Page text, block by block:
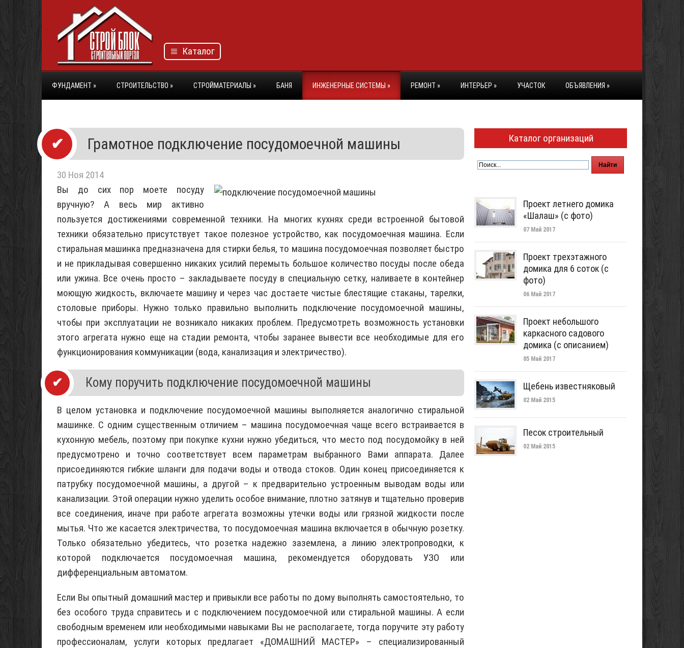
Каталог
ФУНДАМЕНТ » СТРОИТЕЛЬСТВО » СТРОЙМАТЕРИАЛЫ » БАНЯ ИНЖЕНЕРНЫЕ СИСТЕМЫ » РЕМОНТ » ИНТЕРЬЕР » УЧАСТОК ОБЪЯВЛЕНИЯ »
Грамотное подключение посудомоечной машины
30 Ноя 2014
Вы до сих пор моете посуду
вручную? А весь мир активно
пользуется достижениями современной техники. На многих кухнях среди встроенной бытовой
техники обязательно присутствует такое полезное устройство, как посудомоечная машина. Если
стиральная машинка предназначена для стирки белья, то машина посудомоечная позволяет быстро
и не прикладывая совершенно никаких усилий перемыть большое количество посуды после обеда
или ужина. Все очень просто – закладываете посуду в специальную сетку, наливаете в контейнер
моющую жидкость, включаете машину и через час достаете чистые блестящие стаканы, тарелки,
столовые приборы. Нужно только правильно выполнить подключение посудомоечной машины,
чтобы при эксплуатации не возникало никаких проблем. Предусмотреть возможность установки
этого агрегата нужно еще на стадии ремонта, чтобы заранее вывести все необходимые для его
функционирования коммуникации (вода, канализация и электричество).
Кому поручить подключение посудомоечной машины
В целом установка и подключение посудомоечной машины выполняется аналогично стиральной
машинке. С одним существенным отличием – машина посудомоечная чаще всего встраивается в
кухонную мебель, поэтому при покупке кухни нужно убедиться, что место под посудомойку в ней
предусмотрено и точно соответствует всем параметрам выбранного Вами аппарата. Далее
присоединяются гибкие шланги для подачи воды и отвода стоков. Один конец присоединяется к
патрубку посудомоечной машины, а другой – к предварительно устроенным выводам воды или
канализации. Этой операции нужно уделить особое внимание, плотно затянув и тщательно проверив
все соединения, иначе при работе агрегата возможны утечки воды или грязной жидкости после
мытья. Что же касается электричества, то посудомоечная машина включается в обычную розетку.
Только обязательно убедитесь, что розетка надежно заземлена, а линию электропроводки, к
которой подключается посудомоечная машина, рекомендуется оборудовать УЗО или
дифференциальным автоматом.
Если Вы опытный домашний мастер и привыкли все работы по дому выполнять самостоятельно, то
без особого труда справитесь и с подключением посудомоечной или стиральной машины. А если
свободным временем или необходимыми навыками Вы не располагаете, тогда поручите эту работу
профессионалам, услуги которых предлагает «ДОМАШНИЙ МАСТЕР» – специализированный
Каталог организаций
Проект летнего домика
«Шалаш» (с фото)
07 Май 2017
Проект трехэтажного
домика для 6 соток (с
фото)
06 Май 2017
Проект небольшого
каркасного садового
домика (с описанием)
05 Май 2017
Щебень известняковый
02 Май 2015
Песок строительный
02 Май 2015